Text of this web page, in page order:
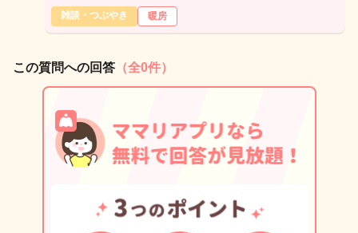
雑談・つぶやき
暖房
この質問への回答 （全0件）